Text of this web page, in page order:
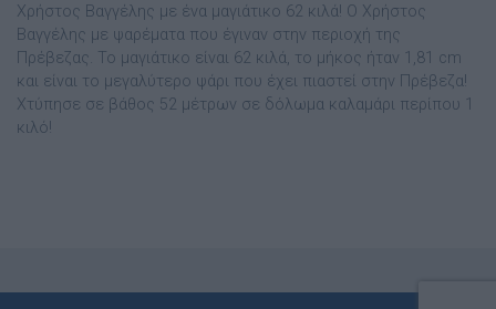
Χρήστος Βαγγέλης με ένα μαγιάτικο 62 κιλά! Ο Χρήστος
Βαγγέλης µε ψαρέµατα που έγιναν στην περιοχή της
Πρέβεζας. Το µαγιάτικο είναι 62 κιλά, το µήκος ήταν 1,81 cm
και είναι το µεγαλύτερο ψάρι που έχει πιαστεί στην Πρέβεζα!
Χτύπησε σε βάθος 52 µέτρων σε δόλωµα καλαµάρι περίπου 1
κιλό!